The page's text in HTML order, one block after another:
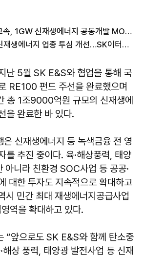
유림티에스-산동고속, 1GW 신재생에너지 공동개발 MOU… 中 공적자금 첫 FI 참여
국제유가 급등에 신재생에너지 업종 투심 개선…SK이터닉스, 9%대 상승
난 5월 SK E&S와 협업을 통해 국
RE100 펀드 주선을 완료했으며
총 1조9000억원 규모의 신재생에
을 완료한 바 있다.
은 신재생에너지 등 녹색금융 전 영
를 추진 중이다. 육·해상풍력, 태양
아니라 친환경 SOC사업 등 공공·
대한 투자도 지속적으로 확대하고
시 민간 최대 재생에너지공급사업
역을 확대하고 있다.
“앞으로도 SK E&S와 함께 탄소중
해상 풍력, 태양광 발전사업 등 신재